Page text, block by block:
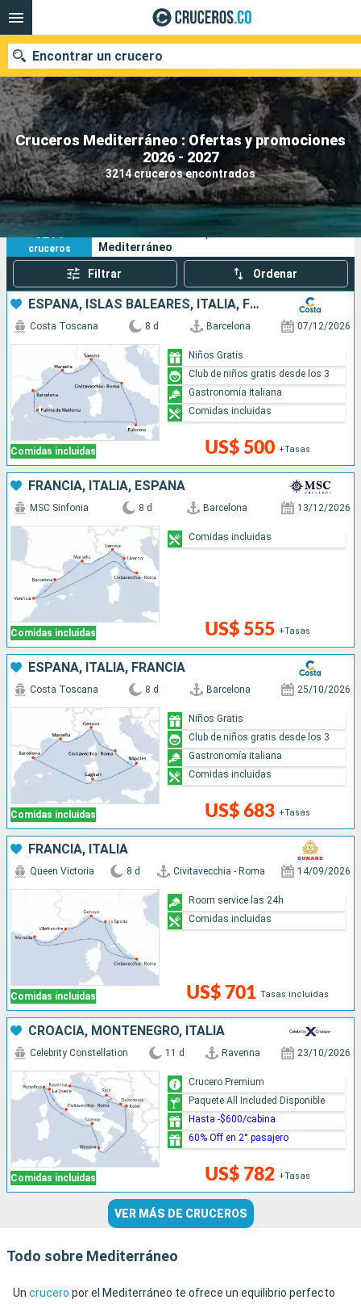
Cruceros Mediterráneo : Ofertas y promociones
2026 - 2027
3214 cruceros encontrados
Encontrar un crucero
Fecha de salida
Buscar
3214
cruceros
Mediterráneo
Filtrar Ordenar
ESPAÑA, ISLAS BALEARES, ITALIA, FRANCIA
Comidas incluidas
Costa Toscana 8 d Barcelona 07/12/2026
US$ 500 +Tasas
Niños Gratis
Club de niños gratis desde los 3
Gastronomía italiana
Comidas incluidas
FRANCIA, ITALIA, ESPAÑA
Comidas incluidas
MSC Sinfonia 8 d Barcelona 13/12/2026
US$ 555 +Tasas
Comidas incluidas
ESPAÑA, ITALIA, FRANCIA
Comidas incluidas
Costa Toscana 8 d Barcelona 25/10/2026
US$ 683 +Tasas
Niños Gratis
Club de niños gratis desde los 3
Gastronomía italiana
Comidas incluidas
FRANCIA, ITALIA
Comidas incluidas
Queen Victoria 8 d Civitavecchia - Roma 14/09/2026
US$ 701 Tasas incluidas
Room service las 24h
Comidas incluidas
CROACIA, MONTENEGRO, ITALIA
Comidas incluidas
Celebrity Constellation 11 d Ravenna 23/10/2026
US$ 782 +Tasas
Crucero Premium
Paquete All Included Disponible
Hasta -$600/cabina
60% Off en 2° pasajero
VER MÁS DE CRUCEROS
Todo sobre Mediterráneo
Un crucero por el Mediterráneo te ofrece un equilibrio perfecto